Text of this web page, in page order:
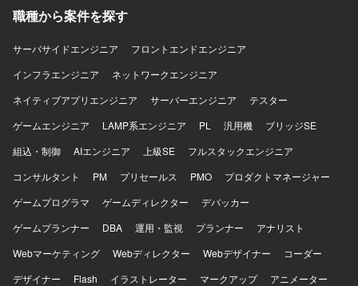
ツール利用経験を活かしながら、長期的にスキルアップで
境はμITRONとなります。主な使用言語はC++およびCで
合があります。
職種から案件を探す
サーバサイドエンジニア
フロントエンドエンジニア
インフラエンジニア
ネットワークエンジニア
ネイティブアプリエンジニア
サーバーエンジニア
テスター
ゲームエンジニア
LAMP系エンジニア PL 汎用機
ブリッジSE
組込・制御
AIエンジニア 上級SE
フルスタックエンジニア
コンサルタント
PM プリセールス PMO
プロダクトマネージャー
ゲームプログラマ
ゲームディレクター
デバッカー
ゲームプランナー
DBA 運用・監視 プランナー
アナリスト
Webマーケティング
Webディレクター Webデザイナー
コーダー
デザイナー
Flash イラストレーター マークアップ
アニメーター